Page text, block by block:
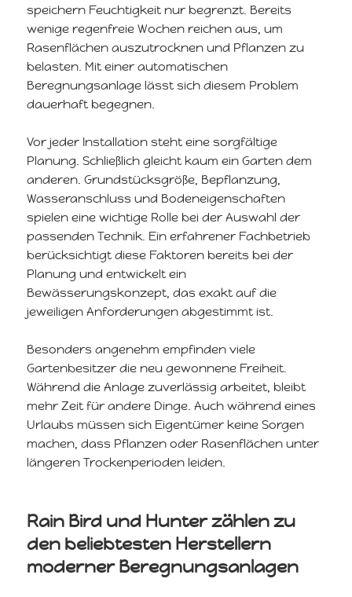
speichern Feuchtigkeit nur begrenzt. Bereits
wenige regenfreie Wochen reichen aus, um
Rasenflächen auszutrocknen und Pflanzen zu
belasten. Mit einer automatischen
Beregnungsanlage lässt sich diesem Problem
dauerhaft begegnen.
Vor jeder Installation steht eine sorgfältige
Planung. Schließlich gleicht kaum ein Garten dem
anderen. Grundstücksgröße, Bepflanzung,
Wasseranschluss und Bodeneigenschaften
spielen eine wichtige Rolle bei der Auswahl der
passenden Technik. Ein erfahrener Fachbetrieb
berücksichtigt diese Faktoren bereits bei der
Planung und entwickelt ein
Bewässerungskonzept, das exakt auf die
jeweiligen Anforderungen abgestimmt ist.
Besonders angenehm empfinden viele
Gartenbesitzer die neu gewonnene Freiheit.
Während die Anlage zuverlässig arbeitet, bleibt
mehr Zeit für andere Dinge. Auch während eines
Urlaubs müssen sich Eigentümer keine Sorgen
machen, dass Pflanzen oder Rasenflächen unter
längeren Trockenperioden leiden.
Rain Bird und Hunter zählen zu
den beliebtesten Herstellern
moderner Beregnungsanlagen